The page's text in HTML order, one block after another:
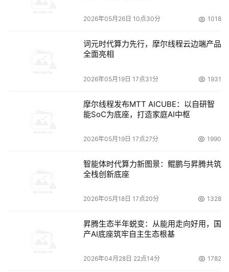
想等公司的联手，我们的产业在继续扩大，也得到了各方的
中国是日立数据系统全球范围增长最快的市场之一，公
我们通过提供最佳的存储解决方案，服务我们的中国的用
户。在此再次感谢各位的用户代表、行业专家，还有合作伙
伴们，光临今天的大会，你们对日立数据系统的公司，以及
对本次大会的关注的支持和参与，是对我们最大的鼓励。大
大增加了我们继续投资中国的市场的信心，希望本次大会为
您和所在的企业在今后的发展提供一些启发和创新思路。
2026年05月26日 10点30分 1018
词元时代算力先行，摩尔线程云边端产品
全面亮相
2026年05月19日 17点31分 1931
摩尔线程发布MTT AICUBE：以自研智
能SoC为底座，打造家庭AI中枢
2026年05月19日 17点27分 1990
智能体时代算力新图景：鲲鹏与昇腾共筑
全栈创新底座
2026年05月18日 17点20分 1328
昇腾生态半年蜕变：从能用走向好用，国
产AI底座筑牢自主生态根基
2026年04月28日 22点14分 1782